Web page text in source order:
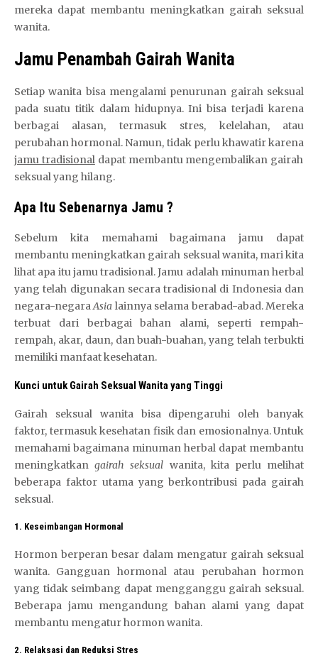
mereka dapat membantu meningkatkan gairah seksual
wanita.
Jamu Penambah Gairah Wanita
Setiap wanita bisa mengalami penurunan gairah seksual
pada suatu titik dalam hidupnya. Ini bisa terjadi karena
berbagai alasan, termasuk stres, kelelahan, atau
perubahan hormonal. Namun, tidak perlu khawatir karena
jamu tradisionaldapat membantu mengembalikan gairah
seksual yang hilang.
Apa Itu Sebenarnya Jamu ?
Sebelum kita memahami bagaimana jamu dapat
membantu meningkatkan gairah seksual wanita, mari kita
lihat apa itu jamu tradisional. Jamu adalah minuman herbal
yang telah digunakan secara tradisional di Indonesia dan
negara-negaraAsia lainnya selama berabad-abad. Mereka
terbuat dari berbagai bahan alami, seperti rempah-
rempah, akar, daun, dan buah-buahan, yang telah terbukti
memiliki manfaat kesehatan.
Kunci untuk Gairah Seksual Wanita yang Tinggi
Gairah seksual wanita bisa dipengaruhi oleh banyak
faktor, termasuk kesehatan fisik dan emosionalnya. Untuk
memahami bagaimana minuman herbal dapat membantu
meningkatkan gairah seksual wanita, kita perlu melihat
beberapa faktor utama yang berkontribusi pada gairah
seksual.
1. Keseimbangan Hormonal
Hormon berperan besar dalam mengatur gairah seksual
wanita. Gangguan hormonal atau perubahan hormon
yang tidak seimbang dapat mengganggu gairah seksual.
Beberapa jamu mengandung bahan alami yang dapat
membantu mengatur hormon wanita.
2. Relaksasi dan Reduksi Stres